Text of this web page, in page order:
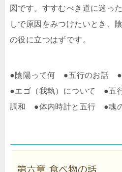
図です。すすむべき道に迷っ
しで原因をみつけたいとき、
の役に立つはずです。
●陰陽って何 ●五行のお話
●エゴ（我執）について ●五
調和 ●体内時計と五行 ●魂